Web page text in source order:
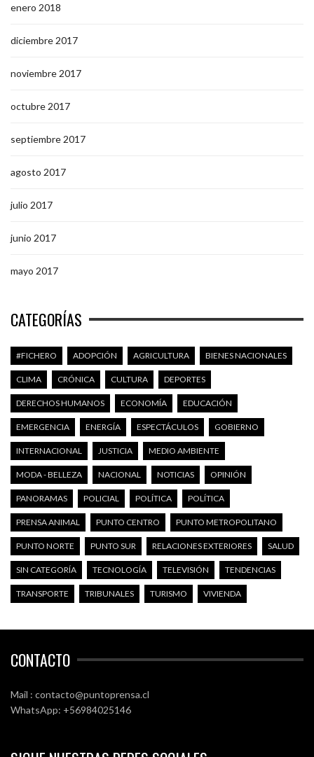
enero 2018
diciembre 2017
noviembre 2017
octubre 2017
septiembre 2017
agosto 2017
julio 2017
junio 2017
mayo 2017
CATEGORÍAS
#FICHERO ADOPCIÓN AGRICULTURA BIENES NACIONALES
CLIMA CRÓNICA CULTURA DEPORTES
DERECHOS HUMANOS ECONOMÍA EDUCACIÓN
EMERGENCIA ENERGÍA ESPECTÁCULOS GOBIERNO
INTERNACIONAL JUSTICIA MEDIO AMBIENTE
MODA - BELLEZA NACIONAL NOTICIAS OPINIÓN
PANORAMAS POLICIAL POLÍTICA POLÍTICA
PRENSA ANIMAL PUNTO CENTRO PUNTO METROPOLITANO
PUNTO NORTE PUNTO SUR RELACIONES EXTERIORES SALUD
SIN CATEGORÍA TECNOLOGÍA TELEVISIÓN TENDENCIAS
TRANSPORTE TRIBUNALES TURISMO VIVIENDA
CONTACTO
Mail : contacto@puntoprensa.cl
WhatsApp: +56984025146